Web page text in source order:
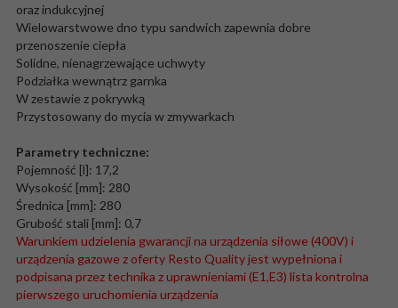
oraz indukcyjnej
Wielowarstwowe dno typu sandwich zapewnia dobre
przenoszenie ciepła
Solidne, nienagrzewające uchwyty
Podziałka wewnątrz garnka
W zestawie z pokrywką
Przystosowany do mycia w zmywarkach
Parametry techniczne:
Pojemność [l]: 17,2
Wysokość [mm]: 280
Średnica [mm]: 280
Grubość stali [mm]: 0,7
Warunkiem udzielenia gwarancji na urządzenia siłowe (400V) i
urządzenia gazowe z oferty Resto Quality jest wypełniona i
podpisana przez technika z uprawnieniami (E1,E3) lista kontrolna
pierwszego uruchomienia urządzenia